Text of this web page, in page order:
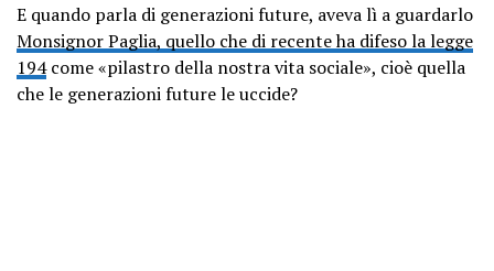
E quando parla di generazioni future, aveva lì a guardarlo
Monsignor Paglia, quello che di recente ha difeso la legge
194come «pilastro della nostra vita sociale», cioè quella
che le generazioni future le uccide?